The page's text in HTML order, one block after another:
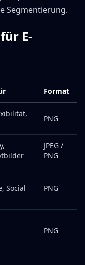
Segmentierung.
E-
Format
PNG
JPEG /
PNG
Social
PNG
PNG